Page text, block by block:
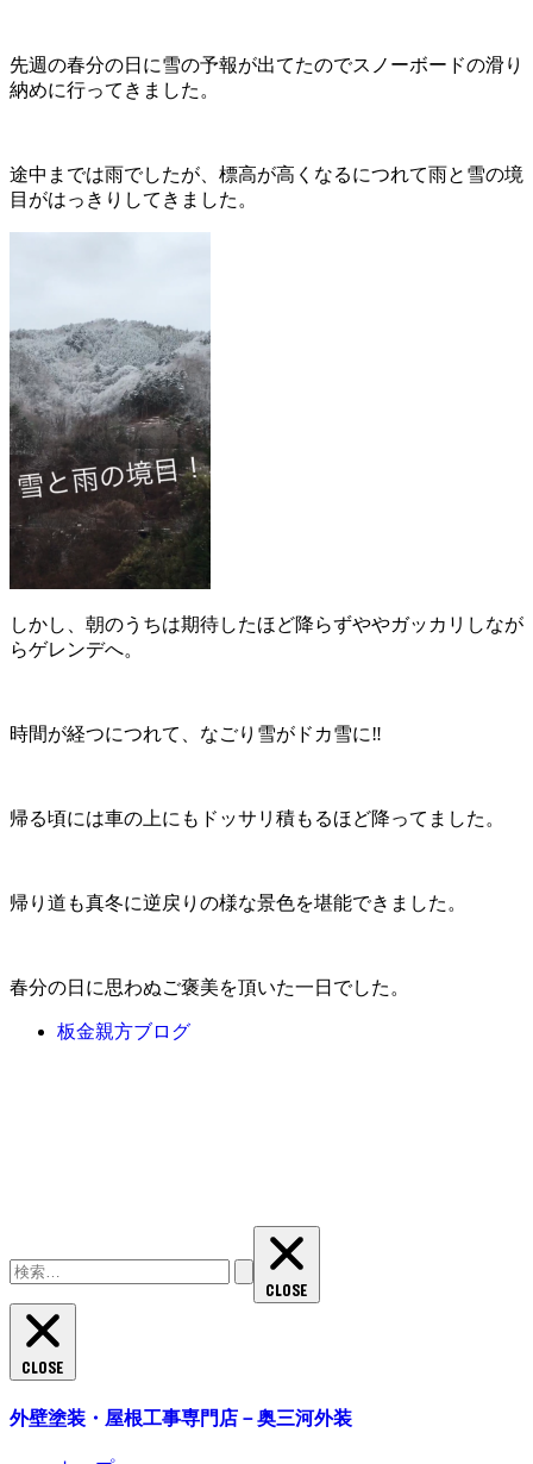
先週の春分の日に雪の予報が出てたのでスノーボードの滑り
納めに行ってきました。
途中までは雨でしたが、標高が高くなるにつれて雨と雪の境
目がはっきりしてきました。
しかし、朝のうちは期待したほど降らずややガッカリしなが
らゲレンデへ。
時間が経つにつれて、なごり雪がドカ雪に‼︎
帰る頃には車の上にもドッサリ積もるほど降ってました。
帰り道も真冬に逆戻りの様な景色を堪能できました。
春分の日に思わぬご褒美を頂いた一日でした。
板金親方ブログ
索:
CLOSE
CLOSE
外壁塗装・屋根工事専門店－奥三河外装